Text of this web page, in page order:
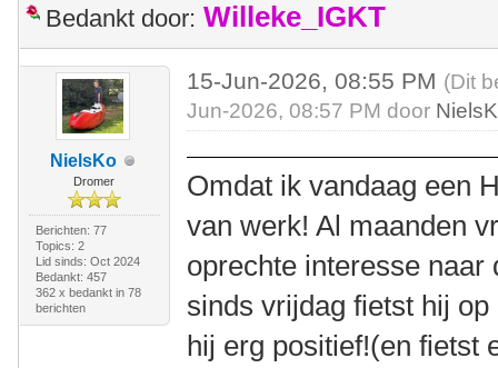
Bedankt door: Willeke_IGKT
NielsKo
Dromer
Berichten: 77
Topics: 2
Lid sinds: Oct 2024
Bedankt: 457
362 x bedankt in 78
berichten
15-Jun-2026, 08:55 PM (Dit
Jun-2026, 08:57 PM door
Omdat ik vandaag een
van werk! Al maanden
oprechte interesse naar
sinds vrijdag fietst hij
hij erg positief!(en fietst